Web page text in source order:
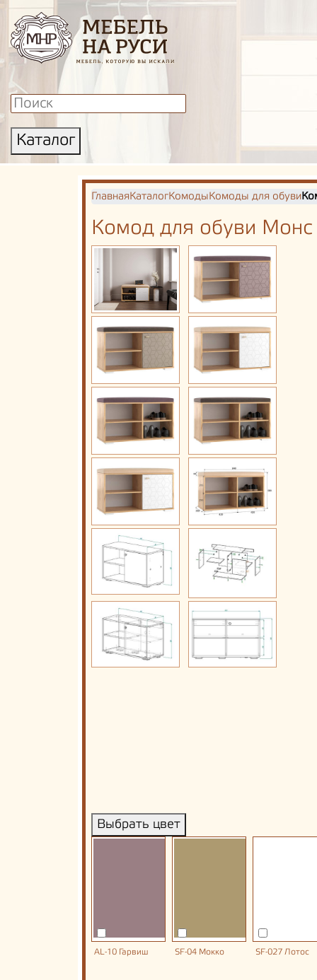
Каталог
ГлавнаяКаталогКомодыКомоды для обуви
Комод для обуви Монс
Выбрать цвет
AL-10 Гарвиш SF-04 Мокко SF-027 Лотос